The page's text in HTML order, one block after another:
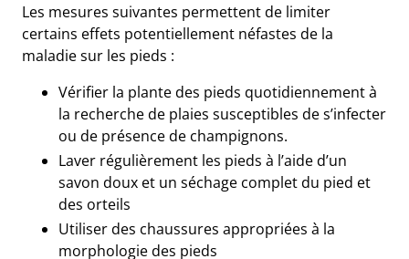
Les mesures suivantes permettent de limiter
certains effets potentiellement néfastes de la
maladie sur les pieds :
Vérifier la plante des pieds quotidiennementà
la recherche de plaies susceptibles de s’infecter
ou de présence de champignons.
Laver régulièrement les pieds à l’aide d’un
savon doux et un séchage complet du pied et
des orteils
Utiliser des chaussures appropriées à la
morphologie des pieds